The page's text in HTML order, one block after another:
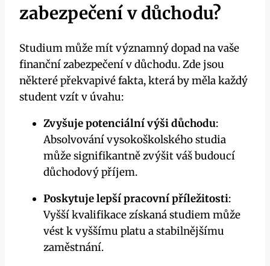
zabezpečení v důchodu?
Studium může mít významný dopad na vaše
finanční zabezpečení v důchodu. Zde jsou
některé překvapivé fakta, která by měla každý
student vzít v úvahu:
Zvyšuje potenciální výši důchodu:
Absolvování vysokoškolského studia
může signifikantně zvýšit váš budoucí
důchodový příjem.
Poskytuje lepší pracovní příležitosti:
Vyšší kvalifikace získaná studiem může
vést k vyššímu platu a stabilnějšímu
zaměstnání.